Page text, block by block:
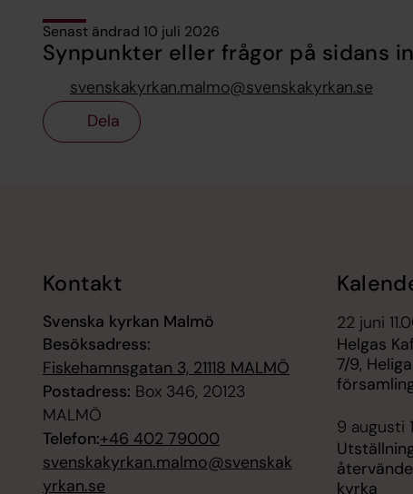
Senast ändrad 10 juli 2026
Synpunkter eller frågor på sidans
svenskakyrkan.malmo@svenskakyrkan.se
Dela
Kontakt
Svenska kyrkan Malmö
Besöksadress:
Fiskehamnsgatan 3, 21118 MALMÖ
Postadress: Box 346, 20123
MALMÖ
Telefon:+46 402 79000
svenskakyrkan.malmo@svenskak
yrkan.se
22 juni
Helgas
7/9,
9 augusti
kyrka